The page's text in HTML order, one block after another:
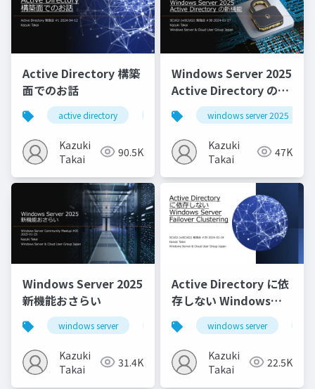
Active Directory 構築
面でのお話
active directory active directory domain services
Kazuki
Takai
90.5K
Windows Server 2025
Active Directory の新
機能
windows server 2025
Kazuki
Takai
47K
Windows Server 2025
新機能おさらい
windows server windows server 2025 hotpatch
Kazuki
Takai
31.4K
Active Directory に依
存しない Windows
Server Failover
Clustering
windows server
Kazuki
Takai
22.5K